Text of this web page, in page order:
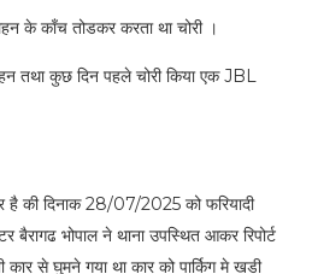
के काँच तोडकर करता था चोरी ।
तथा कुछ दिन पहले चोरी किया एक JBL
है की दिनाक 28/07/2025 को फरियादी
बैरागढ भोपाल ने थाना उपस्थित आकर रिपोर्ट
से घुमने गया था कार को पार्किग मे खडी